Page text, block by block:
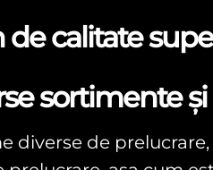
calitate
sortimente
diverse de